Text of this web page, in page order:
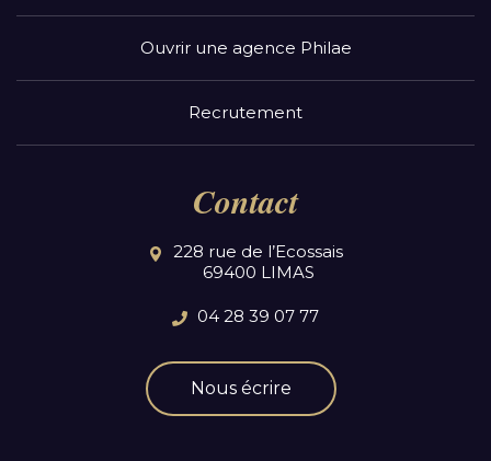
Ouvrir une agence Philae
Recrutement
Contact
228 rue de l’Ecossais
69400 LIMAS
04 28 39 07 77
Nous écrire